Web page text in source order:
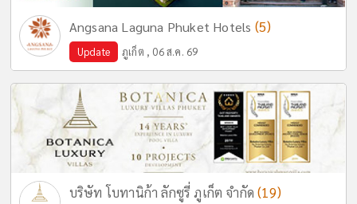
Angsana Laguna Phuket Hotels (5)
Update ภูเก็ต , 06 ส.ค. 69
บริษัท โบทานิก้า ลักซูรี่ ภูเก็ต จำกัด(19)